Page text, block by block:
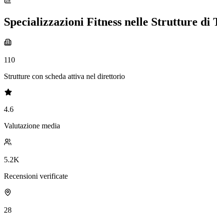
Specializzazioni Fitness nelle Strutture di
110
Strutture con scheda attiva nel direttorio
4.6
Valutazione media
5.2K
Recensioni verificate
28